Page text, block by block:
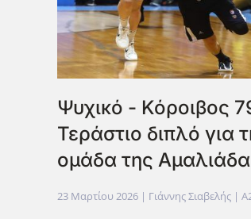
Ψυχικό - Κόροιβος
Τεράστιο διπλό για
ομάδα της
23 Μαρτίου 2026 | Γιάννης Σιαβελής |